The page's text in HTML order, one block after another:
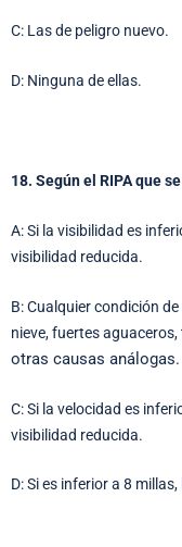
C: Las de peligro nuevo.
D: Ninguna de ellas.
18. Según el RIPA que
A: Si la visibilidad es
visibilidad reducida.
B: Cualquier condición
nieve, fuertes aguaceros,
otras causas análogas.
C: Si la velocidad es
visibilidad reducida.
D: Si es inferior a 8